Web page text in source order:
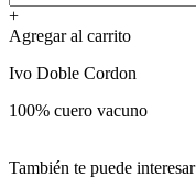
+
Agregar al carrito
Ivo Doble Cordon
100% cuero vacuno
También te puede interesar